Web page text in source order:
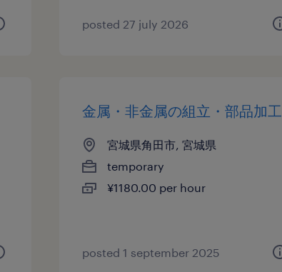
posted 27 july 2026
金属・非金属の組立・部品加工
宮城県角田市, 宮城県
temporary
¥1180.00 per hour
posted 1 september 2025